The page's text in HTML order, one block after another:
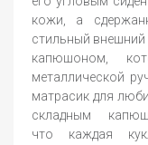
кожи, а
стильный
капюшоном,
металлической
матрасик для
складным
что каждая